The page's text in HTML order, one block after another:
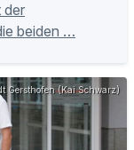
der
beiden …
Gersthofen (Kai Schwarz)